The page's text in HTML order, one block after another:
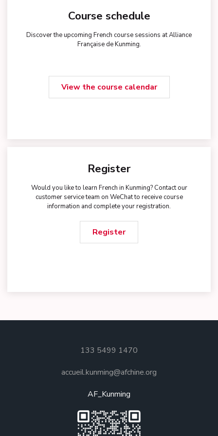
Course schedule
Discover the upcoming French course sessions at Alliance
Française de Kunming.
View the course calendar
Register
Would you like to learn French in Kunming? Contact our
customer service team on WeChat to receive course
information and complete your registration.
Register
133 5499 1470
accueil.kunming@afchine.org
AF_Kunming